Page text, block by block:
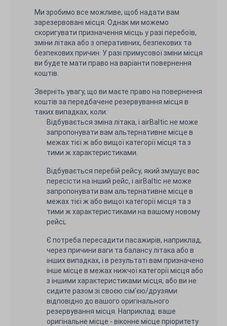
Ми зробимо все можливе, щоб надати вам
зарезервовані місця. Однак ми можемо
скоригувати призначення місць у разі перебоїв,
зміни літака або з оперативних, безпекових та
безпекових причин. У разі примусової зміни місця
ви будете мати право на варіанти повернення
коштів.
Зверніть увагу, що ви маєте право на повернення
коштів за передбачене резервування місця в
таких випадках, коли:
Відбувається зміна літака, і airBaltic не може
запропонувати вам альтернативне місце в
межах тієї ж або вищої категорії місця та з
тими ж характеристиками.
Відбувається перебій рейсу, який змушує вас
пересісти на інший рейс, і airBaltic не може
запропонувати вам альтернативне місце в
межах тієї ж або вищої категорії місця та з
тими ж характеристиками на вашому новому
рейсі;
Є потреба пересадити пасажирів, наприклад,
через причини ваги та балансу літака або в
інших випадках, і в результаті вам призначено
інше місце в межах нижчої категорії місця або
з іншими характеристиками місця, або ви не
сидите разом зі своєю сім’єю/друзями
відповідно до вашого оригінального
резервування місця. Наприклад: ваше
оригінальне місце - віконне місце пріоритету